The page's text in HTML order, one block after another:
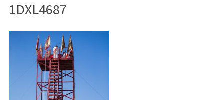
1DXL4687